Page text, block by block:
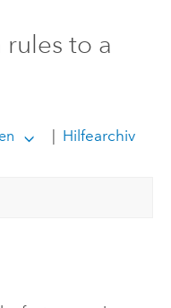
to a
Hilfearchiv